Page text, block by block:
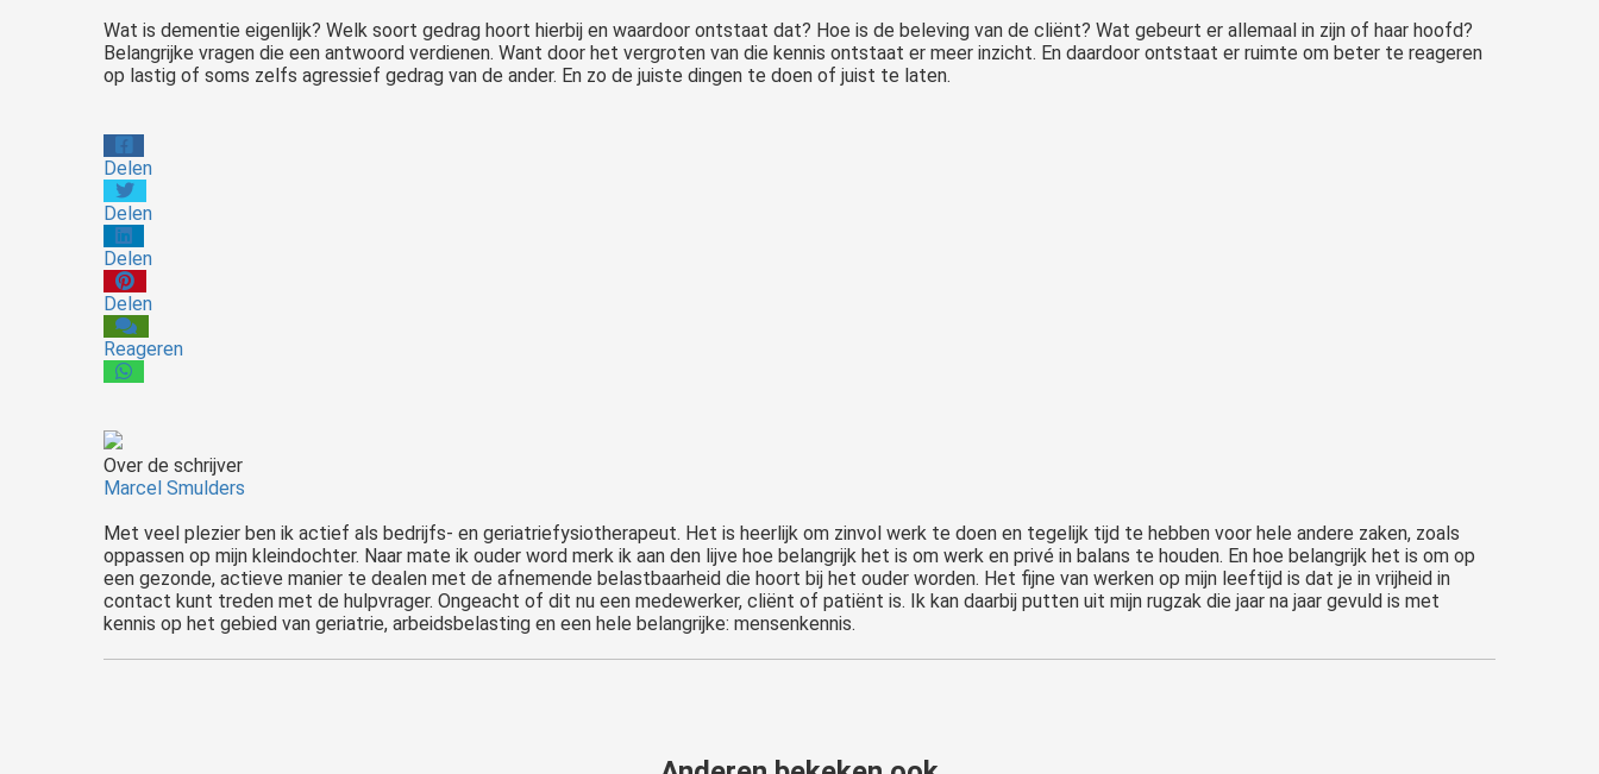
Wat is dementie eigenlijk? Welk soort gedrag hoort hierbij en waardoor ontstaat dat? Hoe is de beleving van de cliënt? Wat gebeurt er allemaal in zijn of haar hoofd?
Belangrijke vragen die een antwoord verdienen. Want door het vergroten van die kennis ontstaat er meer inzicht. En daardoor ontstaat er ruimte om beter te reageren
op lastig of soms zelfs agressief gedrag van de ander. En zo de juiste dingen te doen of juist te laten.
Delen
Delen
Delen
Delen
Reageren
Over de schrijver
Marcel Smulders
Met veel plezier ben ik actief als bedrijfs- en geriatriefysiotherapeut. Het is heerlijk om zinvol werk te doen en tegelijk tijd te hebben voor hele andere zaken, zoals
oppassen op mijn kleindochter. Naar mate ik ouder word merk ik aan den lijve hoe belangrijk het is om werk en privé in balans te houden. En hoe belangrijk het is om op
een gezonde, actieve manier te dealen met de afnemende belastbaarheid die hoort bij het ouder worden. Het fijne van werken op mijn leeftijd is dat je in vrijheid in
contact kunt treden met de hulpvrager. Ongeacht of dit nu een medewerker, cliënt of patiënt is. Ik kan daarbij putten uit mijn rugzak die jaar na jaar gevuld is met
kennis op het gebied van geriatrie, arbeidsbelasting en een hele belangrijke: mensenkennis.